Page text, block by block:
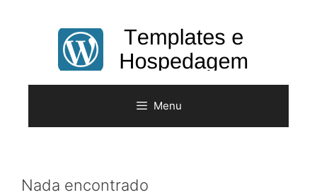
Menu
Nada encontrado